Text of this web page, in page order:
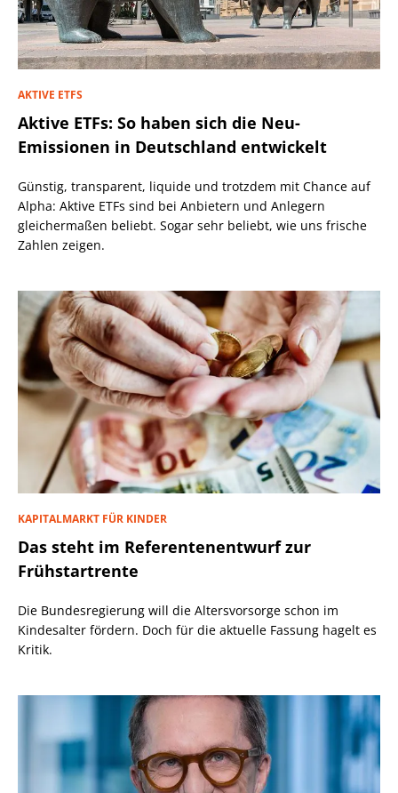
AKTIVE ETFS
Aktive ETFs: So haben sich die Neu-
Emissionen in Deutschland entwickelt
Günstig, transparent, liquide und trotzdem mit Chance auf
Alpha: Aktive ETFs sind bei Anbietern und Anlegern
gleichermaßen beliebt. Sogar sehr beliebt, wie uns frische
Zahlen zeigen.
KAPITALMARKT FÜR KINDER
Das steht im Referentenentwurf zur
Frühstartrente
Die Bundesregierung will die Altersvorsorge schon im
Kindesalter fördern. Doch für die aktuelle Fassung hagelt es
Kritik.